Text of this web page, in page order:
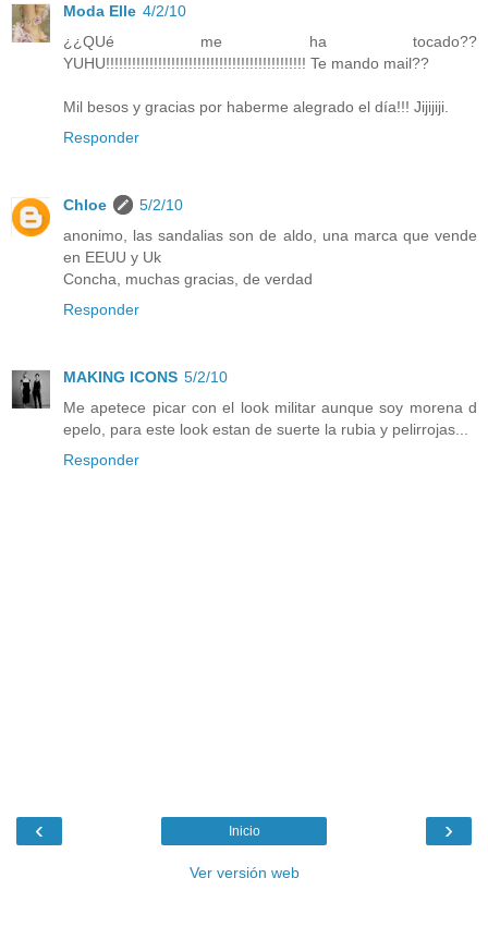
Moda Elle 4/2/10
¿¿QUé me ha tocado??
YUHU!!!!!!!!!!!!!!!!!!!!!!!!!!!!!!!!!!!!!!!!!!!!!! Te mando mail??
Mil besos y gracias por haberme alegrado el día!!! Jijijiji.
Responder
Chloe
5/2/10
anonimo, las sandalias son de aldo, una marca que vende
en EEUU y Uk
Concha, muchas gracias, de verdad
Responder
MAKING ICONS 5/2/10
Me apetece picar con el look militar aunque soy morena d
epelo, para este look estan de suerte la rubia y pelirrojas...
Responder
‹ ›
Inicio
Ver versión web